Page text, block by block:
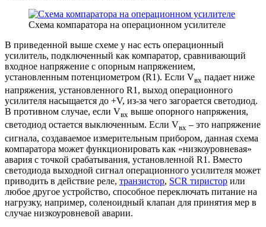
Схема компаратора на операционном усилителе
В приведенной выше схеме у нас есть операционный
усилитель, подключенный как компаратор, сравнивающий
входное напряжение с опорным напряжением,
установленным потенциометром (R1). Если Vвх падает ниже
напряжения, установленного R1, выход операционного
усилителя насыщается до +V, из-за чего загорается светодиод.
В противном случае, если Vвх выше опорного напряжения,
светодиод остается выключенным. Если Vвх – это напряжение
сигнала, создаваемое измерительным прибором, данная схема
компаратора может функционировать как «низкоуровневая»
авария с точкой срабатывания, установленной R1. Вместо
светодиода выходной сигнал операционного усилителя может
приводить в действие реле, транзистор, SCR тиристор или
любое другое устройство, способное переключать питание на
нагрузку, например, соленоидный клапан для принятия мер в
случае низкоуровневой аварии.